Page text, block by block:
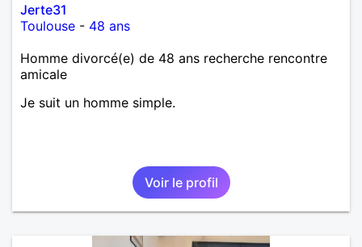
Jerte31
Toulouse - 48 ans
Homme divorcé(e) de 48 ans recherche rencontre
amicale
Je suit un homme simple.
Voir le profil